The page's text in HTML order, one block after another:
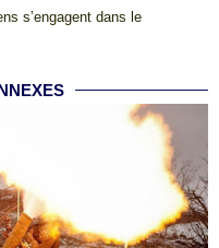
s’engagent dans le